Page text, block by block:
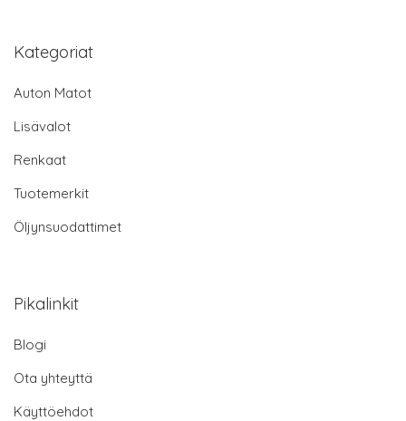
Kategoriat
Auton Matot
Lisävalot
Renkaat
Tuotemerkit
Öljynsuodattimet
Pikalinkit
Blogi
Ota yhteyttä
Käyttöehdot